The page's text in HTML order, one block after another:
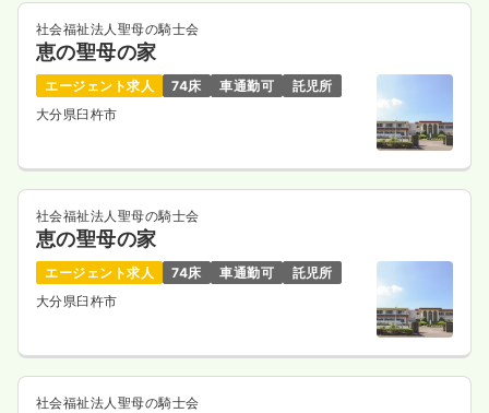
社会福祉法人聖母の騎士会
恵の聖母の家
エージェント求人 74床 車通勤可
託児所
大分県臼杵市
社会福祉法人聖母の騎士会
恵の聖母の家
エージェント求人 74床 車通勤可
託児所
大分県臼杵市
社会福祉法人聖母の騎士会